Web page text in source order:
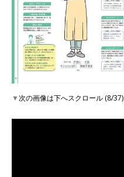
▼次の画像は下へスクロール (8/37)